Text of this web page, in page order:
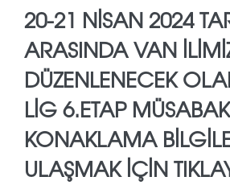
20-21 NISAN 2024
ARASINDA VAN
DÜZENLENECEK
LIG 6.ETAP
KONAKLAMA
ULAŞMAK IÇIN